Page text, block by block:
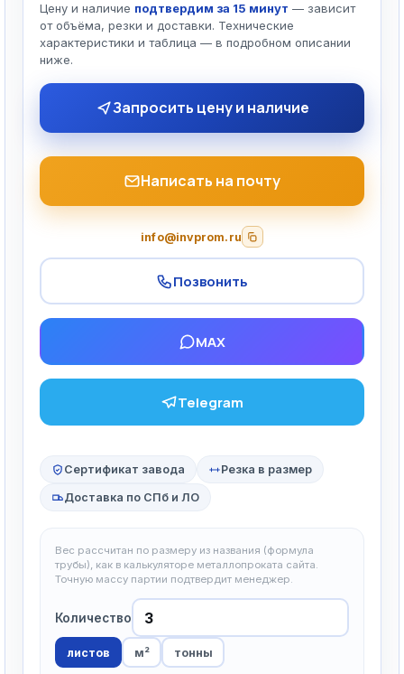
Цену и наличие подтвердим за 15 минут — зависит
от объёма, резки и доставки. Технические
характеристики и таблица — в подробном описании
ниже.
Запросить цену и наличие
Написать на почту
info@invprom.ru
Позвонить
MAX
Telegram
Сертификат завода Резка в размер
Доставка по СПб и ЛО
Вес рассчитан по размеру из названия (формула
трубы), как в калькуляторе металлопроката сайта.
Точную массу партии подтвердит менеджер.
Количество
листов м² тонны